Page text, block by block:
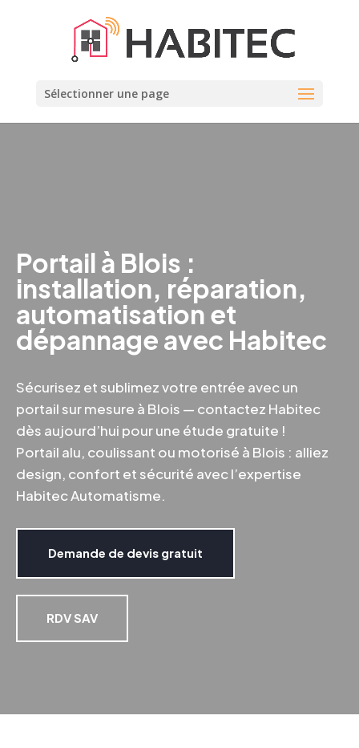
Sélectionner une page
Portail à Blois :
installation, réparation,
automatisation et
dépannage avec Habitec
Sécurisez et sublimez votre entrée avec un
portail sur mesure à Blois — contactez Habitec
dès aujourd’hui pour une étude gratuite !
Portail alu, coulissant ou motorisé à Blois : alliez
design, confort et sécurité avec l’expertise
Habitec Automatisme.
Demande de devis gratuit
RDV SAV